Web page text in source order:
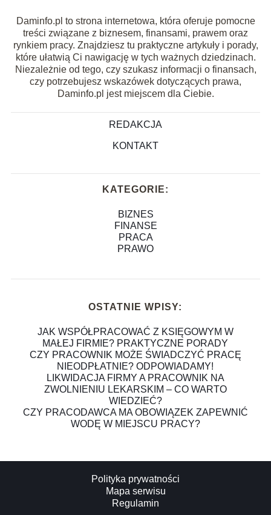
Daminfo.pl to strona internetowa, która oferuje pomocne
treści związane z biznesem, finansami, prawem oraz
rynkiem pracy. Znajdziesz tu praktyczne artykuły i porady,
które ułatwią Ci nawigację w tych ważnych dziedzinach.
Niezależnie od tego, czy szukasz informacji o finansach,
czy potrzebujesz wskazówek dotyczących prawa,
Daminfo.pl jest miejscem dla Ciebie.
REDAKCJA
KONTAKT
KATEGORIE:
BIZNES
FINANSE
PRACA
PRAWO
OSTATNIE WPISY:
JAK WSPÓŁPRACOWAĆ Z KSIĘGOWYM W
MAŁEJ FIRMIE? PRAKTYCZNE PORADY
CZY PRACOWNIK MOŻE ŚWIADCZYĆ PRACĘ
NIEODPŁATNIE? ODPOWIADAMY!
LIKWIDACJA FIRMY A PRACOWNIK NA
ZWOLNIENIU LEKARSKIM – CO WARTO
WIEDZIEĆ?
CZY PRACODAWCA MA OBOWIĄZEK ZAPEWNIĆ
WODĘ W MIEJSCU PRACY?
Polityka prywatności
Mapa serwisu
Regulamin